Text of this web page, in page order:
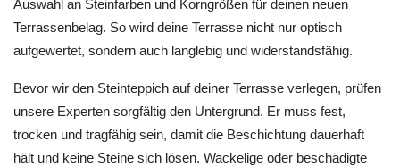
Auswahl an Steinfarben und Korngrößen für deinen neuen
Terrassenbelag. So wird deine Terrasse nicht nur optisch
aufgewertet, sondern auch langlebig und widerstandsfähig.
Bevor wir den Steinteppich auf deiner Terrasse verlegen, prüfen
unsere Experten sorgfältig den Untergrund. Er muss fest,
trocken und tragfähig sein, damit die Beschichtung dauerhaft
hält und keine Steine sich lösen. Wackelige oder beschädigte